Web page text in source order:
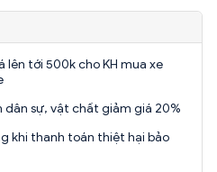
lên tới 500k cho KH mua xe
dân sự, vật chất giảm giá 20%
khi thanh toán thiệt hại bảo